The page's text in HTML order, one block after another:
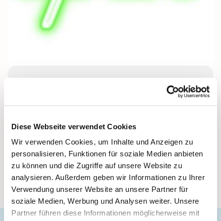
Diese Webseite verwendet Cookies
Wir verwenden Cookies, um Inhalte und Anzeigen zu
personalisieren, Funktionen für soziale Medien anbieten
zu können und die Zugriffe auf unsere Website zu
analysieren. Außerdem geben wir Informationen zu Ihrer
Verwendung unserer Website an unsere Partner für
soziale Medien, Werbung und Analysen weiter. Unsere
Partner führen diese Informationen möglicherweise mit
Montag, 3. Mai 2027, 17:00 - 18:30 Uhr
Leitung: Cosima Bockmühl